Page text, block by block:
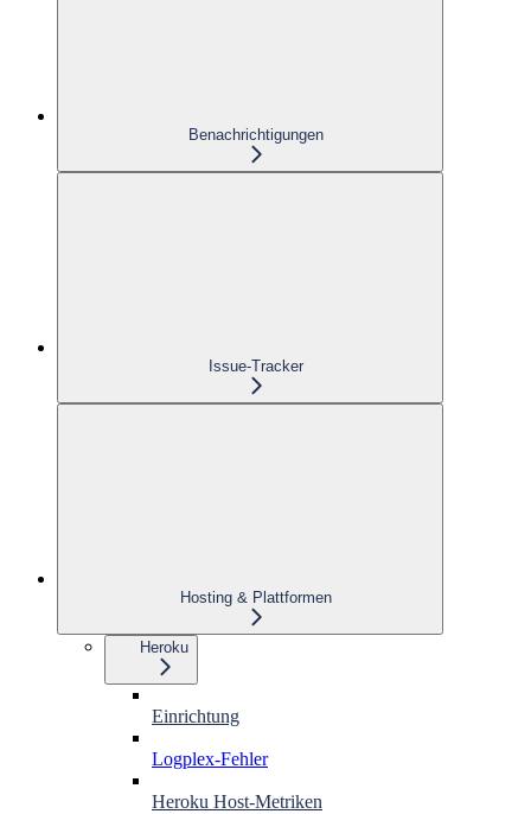
Benachrichtigungen
Issue-Tracker
Hosting & Plattformen
Heroku
Einrichtung
Logplex-Fehler
Heroku Host-Metriken